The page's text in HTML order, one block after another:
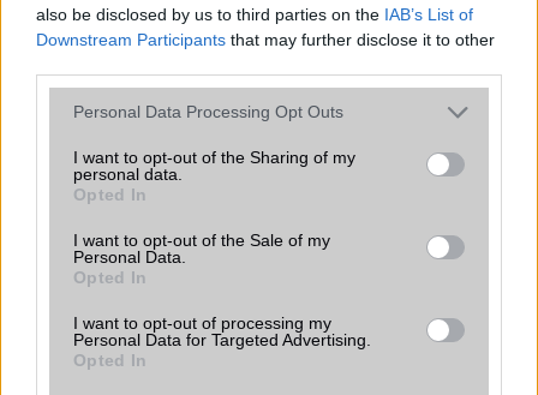
also be disclosed by us to third parties on the IAB’s List of
Downstream Participants that may further disclose it to other
Please note that this website/app uses one or more Google
not limited to your visit or usage behaviour. You may click to
grant or deny consent to Google and its third-party tags to
use your data for below specified purposes in below Google
consent section.
Personal Data Processing Opt Outs
I want to opt-out of the Sharing of my
personal data.
Opted In
I want to opt-out of the Sale of my
Personal Data.
Opted In
I want to opt-out of processing my
Personal Data for Targeted Advertising.
Opted In
Ez a rejtett Samsung funkció teljesen
megváltoztatja a mobilhasználatot –
sokan mégsem tudnak róla
2026.07.12| Android Central
jelentősen felgyorsítja a mindennapi használatot,
miközben a Pixel telefonokból továbbra is hiányzik.
KAPCSOLÓDÓ HÍREK